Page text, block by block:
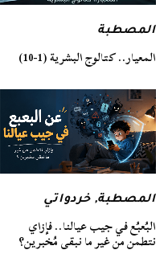
المصطبة
المعيار.. كتالوج البشرية (1-10)
المصطبة,خردواتي
البُعبُع في جيب عيالنا.. فإزاي
نتطمن من غير ما نبقى مُخبرين؟